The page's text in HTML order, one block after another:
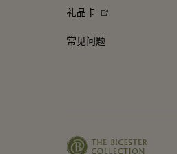
礼品卡
常见问题